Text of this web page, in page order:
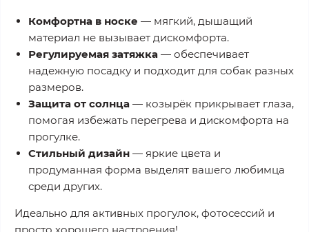
Комфортна в носке — мягкий, дышащий
материал не вызывает дискомфорта.
Регулируемая затяжка — обеспечивает
надежную посадку и подходит для собак разных
размеров.
Защита от солнца — козырёк прикрывает глаза,
помогая избежать перегрева и дискомфорта на
прогулке.
Стильный дизайн — яркие цвета и
продуманная форма выделят вашего любимца
среди других.
Идеально для активных прогулок, фотосессий и